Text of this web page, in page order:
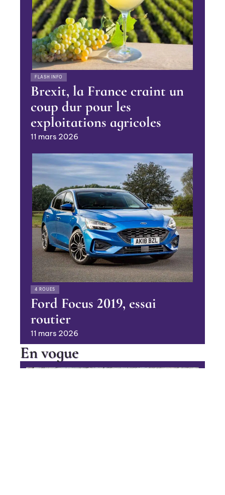
FLASH INFO
Brexit, la France craint un
coup dur pour les
exploitations agricoles
11 mars 2026
4 ROUES
Ford Focus 2019, essai
routier
11 mars 2026
En vogue